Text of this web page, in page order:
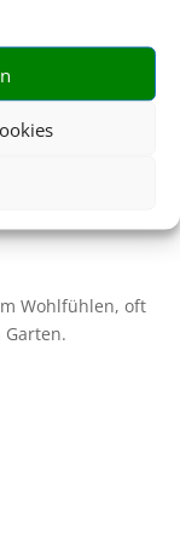
es wollen. Die
Wohlfühlen, oft